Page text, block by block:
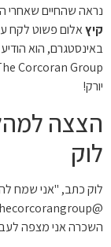
נראה שהחיים שאחרי
קיץאלום פשוט לקח
באינסטגרם, הוא
יורק!
הצצה
לוק
לוק כתב, "אני שמח
השכרה אני מצפה